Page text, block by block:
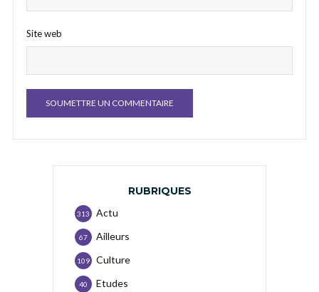
Site web
RUBRIQUES
Actu
313
Ailleurs
67
Culture
109
Etudes
40